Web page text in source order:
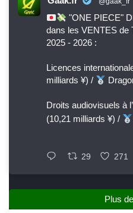
"ONE PIECE"
dans les VENTES de
2025 - 2026 :
Licences
milliards ¥) /
Droits audiovisuels à
(10,21 milliards ¥) /
29 271
Plus